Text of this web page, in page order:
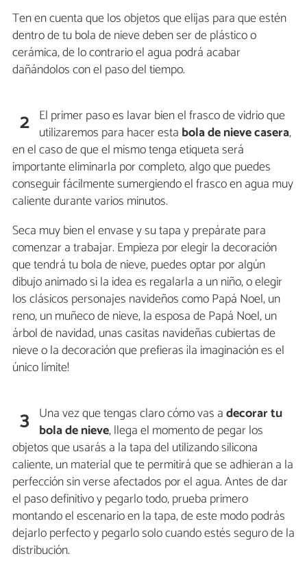
Ten en cuenta que los objetos que elijas para que estén
dentro de tu bola de nieve deben ser de plástico o
cerámica, de lo contrario el agua podrá acabar
dañándolos con el paso del tiempo.
2 El primer paso es lavar bien el frasco de vidrio que
utilizaremos para hacer esta bola de nieve casera,
en el caso de que el mismo tenga etiqueta será
importante eliminarla por completo, algo que puedes
conseguir fácilmente sumergiendo el frasco en agua muy
caliente durante varios minutos.
Seca muy bien el envase y su tapa y prepárate para
comenzar a trabajar. Empieza por elegir la decoración
que tendrá tu bola de nieve, puedes optar por algún
dibujo animado si la idea es regalarla a un niño, o elegir
los clásicos personajes navideños como Papá Noel, un
reno, un muñeco de nieve, la esposa de Papá Noel, un
árbol de navidad, unas casitas navideñas cubiertas de
nieve o la decoración que prefieras ¡la imaginación es el
único límite!
3 Una vez que tengas claro cómo vas adecorar tu
bola de nieve, llega el momento de pegar los
objetos que usarás a la tapa del utilizando silicona
caliente, un material que te permitirá que se adhieran a la
perfección sin verse afectados por el agua. Antes de dar
el paso definitivo y pegarlo todo, prueba primero
montando el escenario en la tapa, de este modo podrás
dejarlo perfecto y pegarlo solo cuando estés seguro de la
distribución.